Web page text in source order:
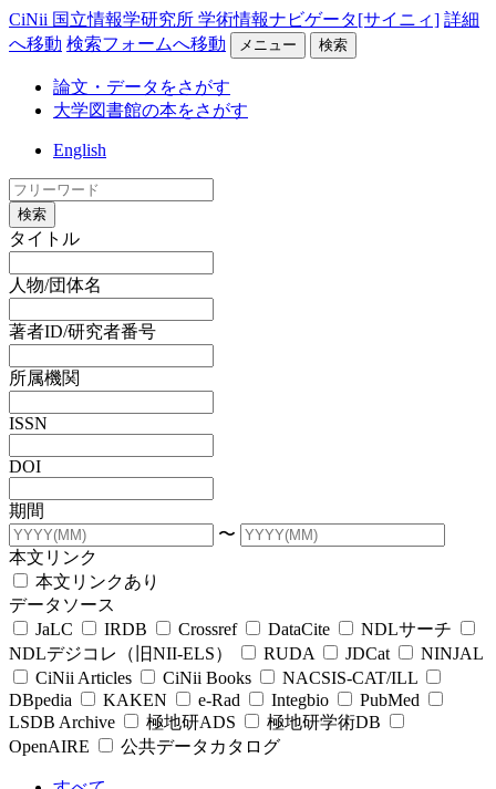
CiNii 国立情報学研究所 学術情報ナビゲータ[サイニィ] 詳細
へ移動 検索フォームへ移動 メニュー 検索
論文・データをさがす
大学図書館の本をさがす
English
検索
タイトル
人物/団体名
著者ID/研究者番号
所属機関
ISSN
DOI
期間
〜
本文リンク
本文リンクあり
データソース
JaLC
IRDB Crossref DataCite
NDLサーチ
NDLデジコレ（旧NII-ELS）
RUDA JDCat
NINJAL
CiNii Articles
CiNii Books
NACSIS-CAT/ILL
DBpedia
KAKEN e-Rad Integbio
PubMed
LSDB Archive
極地研ADS
極地研学術DB
OpenAIRE
公共データカタログ